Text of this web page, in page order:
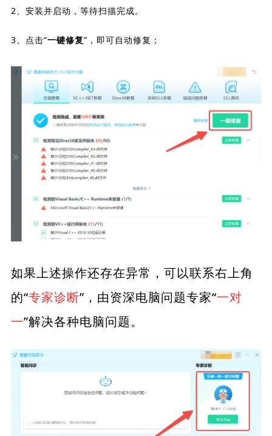
2、安装并启动，等待扫描完成。
3、点击“一键修复”，即可自动修复；
如果上述操作还存在异常，可以联系右上角
的“专家诊断”，由资深电脑问题专家“一对
一”解决各种电脑问题。